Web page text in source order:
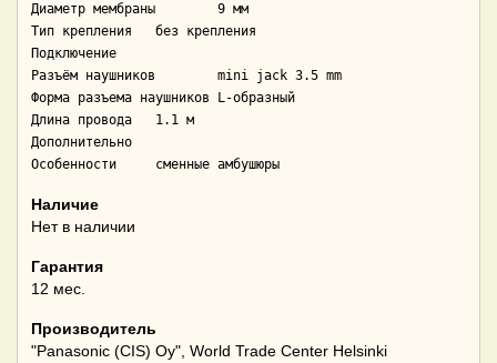
Диаметр мембраны	9 мм
Тип крепления	без крепления
Подключение
Разъём наушников	mini jack 3.5 mm
Форма разъема наушников	L-образный
Длина провода	1.1 м
Дополнительно
Особенности	сменные амбушюры
Наличие
Нет в наличии
Гарантия
12 мес.
Производитель
"Panasonic (CIS) Oy", World Trade Center Helsinki